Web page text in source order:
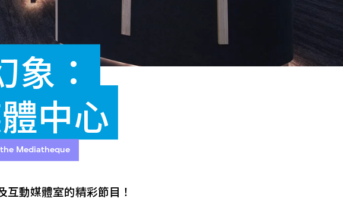
象：
中心
Mediatheque
互動媒體室的精彩節目！